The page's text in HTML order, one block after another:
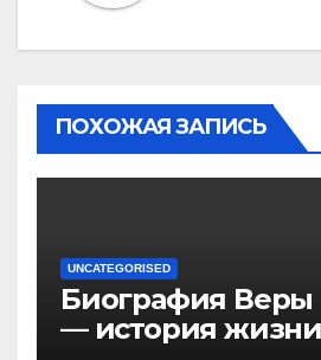
ПОХОЖАЯ ЗАПИСЬ
UNCATEGORISED
Биография
— история